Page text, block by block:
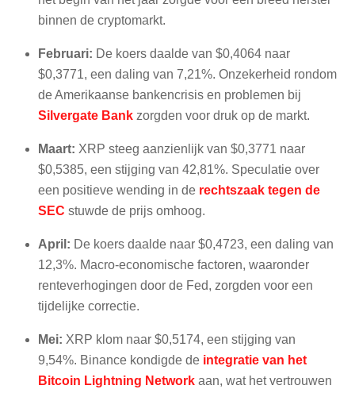
binnen de cryptomarkt.
Februari: De koers daalde van $0,4064 naar
$0,3771, een daling van 7,21%. Onzekerheid rondom
de Amerikaanse bankencrisis en problemen bij
Silvergate Bank zorgden voor druk op de markt.
Maart: XRP steeg aanzienlijk van $0,3771 naar
$0,5385, een stijging van 42,81%. Speculatie over
een positieve wending in de rechtszaak tegen de
SEC stuwde de prijs omhoog.
April: De koers daalde naar $0,4723, een daling van
12,3%. Macro-economische factoren, waaronder
renteverhogingen door de Fed, zorgden voor een
tijdelijke correctie.
Mei: XRP klom naar $0,5174, een stijging van
9,54%. Binance kondigde de integratie van het
Bitcoin Lightning Network aan, wat het vertrouwen